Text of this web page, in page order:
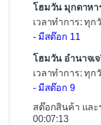
โฮมวัน มุกดาหา
เวลาทำการ: ทุก
- มีสต๊อก 11
โฮมวัน อำนาจเ
เวลาทำการ: ทุก
- มีสต๊อก 9
สต๊อกสินค้า และ
00:07:13